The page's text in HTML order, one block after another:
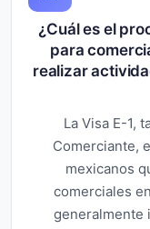
¿Cuál es el
para
realizar
La Visa E-1,
Comerciante,
mexicanos
comerciales
generalmente